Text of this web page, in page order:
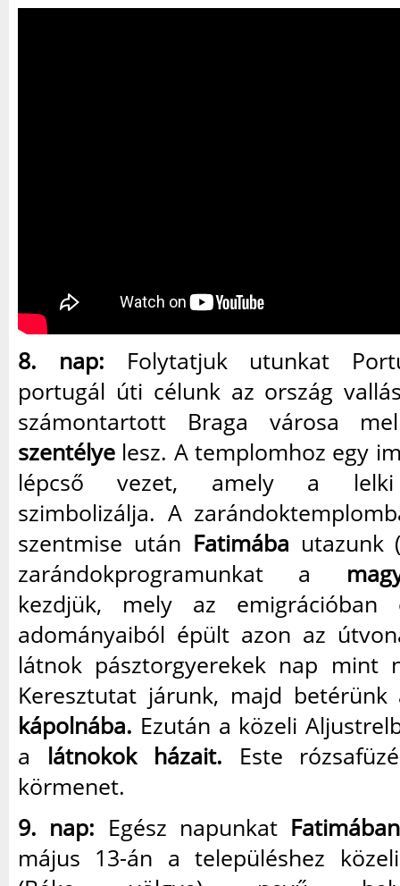
8. nap: Folytatjuk utunkat
portugál úti célunk az ország
számontartott Braga városa
szentélye lesz. A templomhoz egy
lépcső vezet, amely a lelki
szimbolizálja. A
szentmise után Fatimába utazunk
zarándokprogramunkat a
kezdjük, mely az emigrációban
adományaiból épült azon az
látnok pásztorgyerekek nap mint
Keresztutat járunk, majd
kápolnába. Ezután a közeli
a látnokok házait. Este
körmenet.
9. nap: Egész napunkat Fatimában
május 13-án a településhez